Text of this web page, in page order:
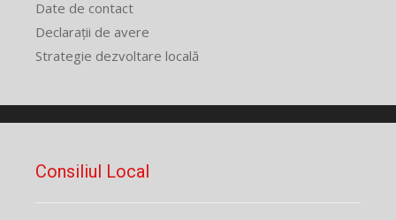
Date de contact
Declarații de avere
Strategie dezvoltare locală
Consiliul Local